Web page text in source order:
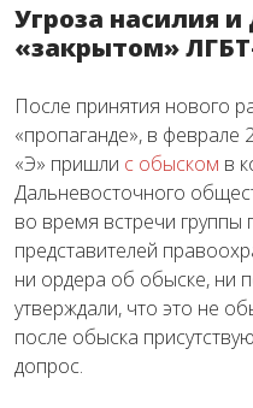
Угроза насилия
«закрытом»
После принятия нового
«пропаганде», в феврале
«Э» пришли с обыском в
Дальневосточного
во время встречи
представителей
ни ордера об обыске, ни
утверждали, что это не
после обыска
допрос.